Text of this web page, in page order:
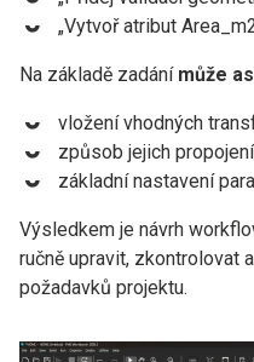
„Vytvoř atribut
Na základě zadání může
vložení vhodných
způsob jejich
základní nastavení
Výsledkem je návrh
ručně upravit, zkontrolovat
požadavků projektu.